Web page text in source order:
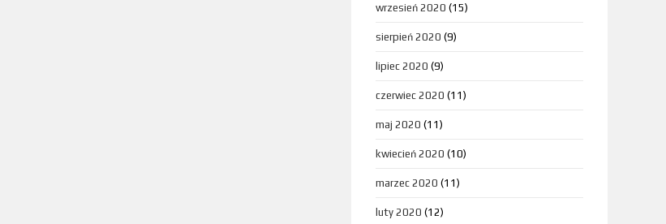
wrzesień 2020 (15)
sierpień 2020 (9)
lipiec 2020 (9)
czerwiec 2020 (11)
maj 2020 (11)
kwiecień 2020 (10)
marzec 2020 (11)
luty 2020 (12)